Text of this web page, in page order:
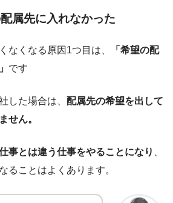
属先に入れなかった
なくなる原因1つ目は、 「 希望の配
です
した場合は、 配属先の希望を出して
せん。
事とは違う仕事をやることになり
ることはよくあります。